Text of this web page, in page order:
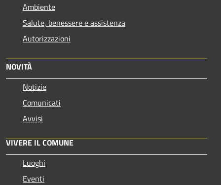
Ambiente
Salute, benessere e assistenza
Autorizzazioni
NOVITÀ
Notizie
Comunicati
Avvisi
VIVERE IL COMUNE
Luoghi
Eventi